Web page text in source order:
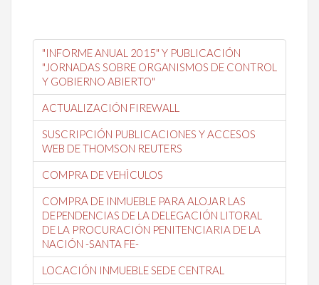
"INFORME ANUAL 2015" Y PUBLICACIÓN
"JORNADAS SOBRE ORGANISMOS DE CONTROL
Y GOBIERNO ABIERTO"
ACTUALIZACIÓN FIREWALL
SUSCRIPCIÓN PUBLICACIONES Y ACCESOS
WEB DE THOMSON REUTERS
COMPRA DE VEHÌCULOS
COMPRA DE INMUEBLE PARA ALOJAR LAS
DEPENDENCIAS DE LA DELEGACIÓN LITORAL
DE LA PROCURACIÓN PENITENCIARIA DE LA
NACIÓN -SANTA FE-
LOCACIÓN INMUEBLE SEDE CENTRAL